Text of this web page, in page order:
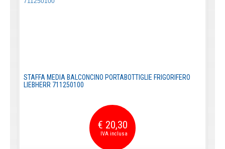
STAFFA MEDIA BALCONCINO PORTABOTTIGLIE FRIGORIFERO
LIEBHERR 711250100
€ 20,30